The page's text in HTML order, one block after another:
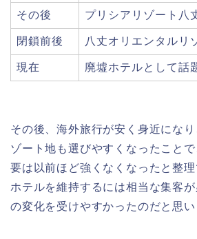
その後 プリシアリゾート八
閉鎖前後 八丈オリエンタルリ
現在 廃墟ホテルとして話
その後、海外旅行が安く身近にな
ゾート地も選びやすくなったこと
要は以前ほど強くなくなったと整
ホテルを維持するには相当な集客
の変化を受けやすかったのだと思い